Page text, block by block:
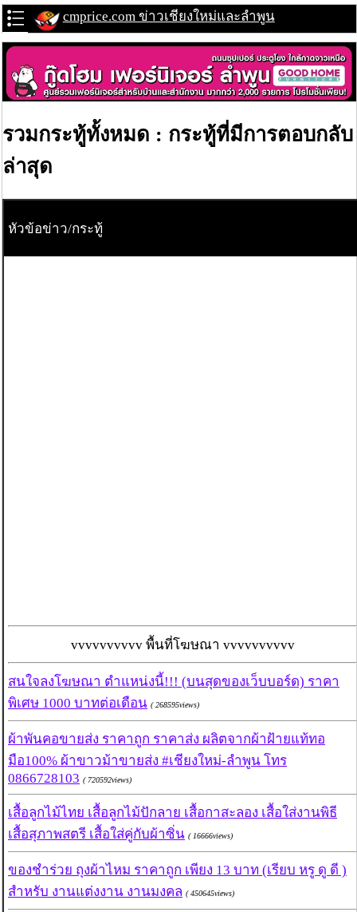
cmprice.com ข่าวเชียงใหม่และลำพูน
รวมกระทู้ทั้งหมด : กระทู้ที่มีการตอบกลับ
ล่าสุด
หัวข้อข่าว/กระทู้
vvvvvvvvvv พื้นที่โฆษณา vvvvvvvvvv
สนใจลงโฆษณา ตำแหน่งนี้!!! (บนสุดของเว็บบอร์ด) ราคา
พิเศษ 1000 บาทต่อเดือน ( 268595views)
ผ้าพันคอขายส่ง ราคาถูก ราคาส่ง ผลิตจากผ้าฝ้ายแท้ทอ
มือ100% ผ้าขาวม้าขายส่ง #เชียงใหม่-ลำพูน โทร
0866728103 ( 720592views)
เสื้อลูกไม้ไทย เสื้อลูกไม้ปักลาย เสื้อกาสะลอง เสื้อใส่งานพิธี
เสื้อสุภาพสตรี เสื้อใส่คู่กับผ้าซิ่น ( 16666views)
ของชำร่วย ถุงผ้าไหม ราคาถูก เพียง 13 บาท (เรียบ หรู ดู ดี )
สำหรับ งานแต่งงาน งานมงคล ( 450645views)